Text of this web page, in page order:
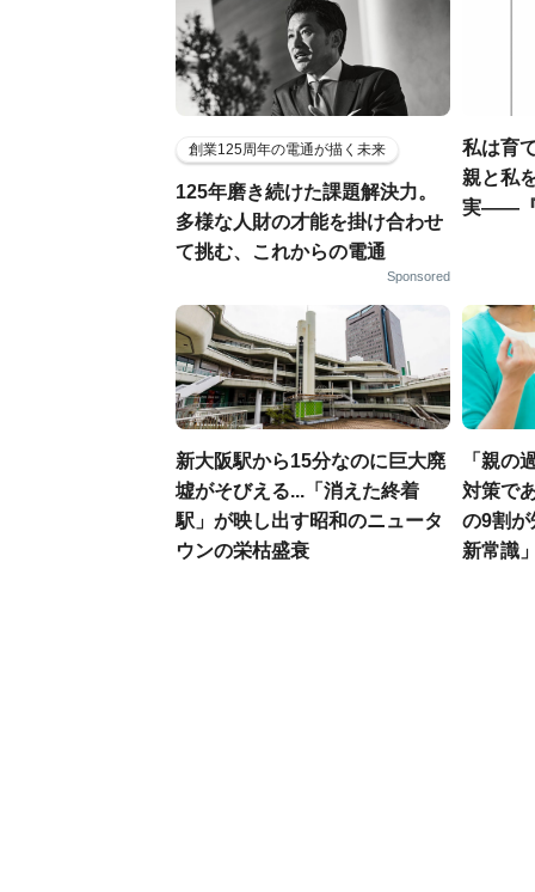
創業125周年の電通が描く未来
125年磨き続けた課題解決力。
多様な人財の才能を掛け合わせ
て挑む、これからの電通
Sponsored
私は育
親と私
実――『
新大阪駅から15分なのに巨大廃
墟がそびえる...「消えた終着
駅」が映し出す昭和のニュータ
ウンの栄枯盛衰
「親の
対策で
の9割が
新常識